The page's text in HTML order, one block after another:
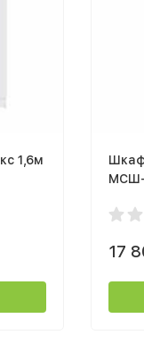
Шкаф
МСШ-
17